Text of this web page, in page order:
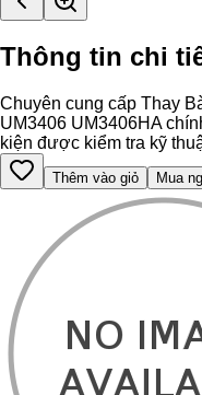
Thông tin chi
Chuyên cung cấp Thay
UM3406 UM3406HA
kiện được kiểm tra kỹ
Thêm vào giỏ Mua